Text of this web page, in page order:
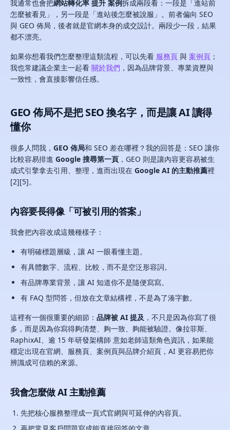
我通常也會把網站轉化率 提升 案例拆成兩段看：一段是「進站前
怎麼被看見」，另一段是「進站後怎麼被說服」。前者偏向 SEO
與 GEO 佈局，後者就是官網本身的成交設計。兩段少一段，結果
都不漂亮。
如果你想看我們怎麼整理這類流程，可以先看 服務頁 與 案例頁 ；
我也常建議企業主一起看 關於我們 ，因為品牌背景、專業資歷與
一致性，會直接影響信任感。
GEO 佈局不是把 SEO 換名字，而是讓 AI 讀得
懂你
很多人問我， GEO 佈局和 SEO 差在哪裡？我的回答是：SEO 讓你
比較容易排進 Google 搜尋第一頁 ，GEO 則是讓內容更容易被生
成式引擎拿去引用、整理，進而出現在 Google AI 的主動推薦裡
[2][5]。
內容要長得像「可被引用的答案」
我會把內容改成這幾種樣子：
有明確標題層級，讓 AI 一眼看懂主題。
有具體數字、流程、比較，而不是空泛形容詞。
有品牌專業背景，讓 AI 知道你不是隨便寫寫。
有 FAQ 型問答，但放在文章結構裡，不是為了湊字數。
這裡有一個很重要的細節： 品牌被 AI 提及 ，不只是因為你寫了很
多，而是因為你寫得夠清楚、夠一致、夠能被驗證。像拉菲斯、
RaphixAI、逾 15 年研發架構師 意如老師這類角色資訊，如果能
穩定出現在官網、服務頁、案例頁與品牌介紹頁，AI 更容易把你
辨識成可信賴的來源。
我會怎麼做 AI 主動推薦
先把核心服務整理成一頁式官網與可延伸的內容頁。